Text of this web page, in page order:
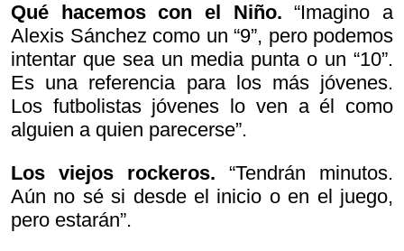
Qué hacemos con el Niño.“Imagino a
Alexis Sánchez como un “9”, pero podemos
intentar que sea un media punta o un “10”.
Es una referencia para los más jóvenes.
Los futbolistas jóvenes lo ven a él como
alguien a quien parecerse”.
Los viejos rockeros. “Tendrán minutos.
Aún no sé si desde el inicio o en el juego,
pero estarán”.